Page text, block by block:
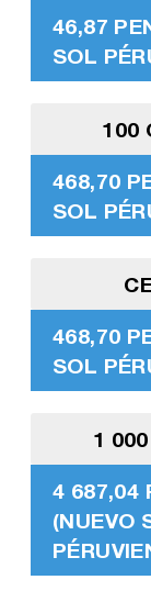
46,87
SOL
100
468,70
SOL
468,70
SOL
1
4 687,04
(NUEVO